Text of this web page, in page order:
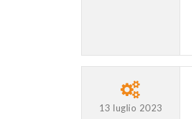
13 luglio 2023